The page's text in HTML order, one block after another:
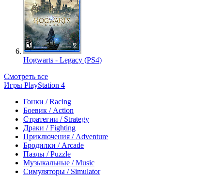
Hogwarts - Legacy (PS4)
Смотреть все
Игры PlayStation 4
Гонки / Racing
Боевик / Action
Стратегии / Strategy
Драки / Fighting
Приключения / Adventure
Бродилки / Arcade
Пазлы / Puzzle
Музыкальные / Music
Симуляторы / Simulator